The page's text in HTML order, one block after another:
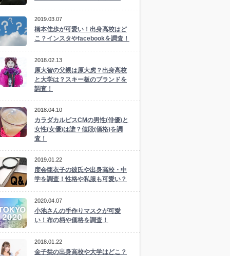
2019.03.07
橋本佳歩が可愛い！出身高校はど
こ？インスタやfacebookを調査！
2018.02.13
原大智の父親は原大虎？出身高校
と大学は？スキー板のブランドを
調査！
2018.04.10
カラダカルピスCMの男性(俳優)と
女性(女優)は誰？値段(価格)を調
査！
2019.01.22
度会亜衣子の彼氏や出身高校・中
学を調査！性格や私服も可愛い？
2020.04.07
小池さんの手作りマスクが可愛
い！布の柄や価格を調査！
2018.01.22
金子栞の出身高校や大学はどこ？